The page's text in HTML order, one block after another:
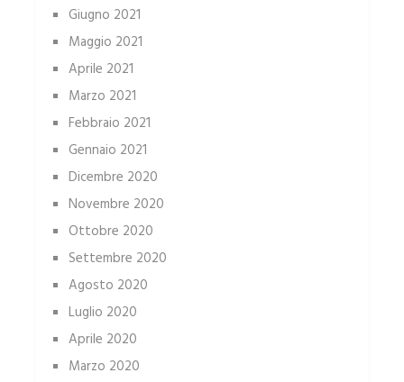
Giugno 2021
Maggio 2021
Aprile 2021
Marzo 2021
Febbraio 2021
Gennaio 2021
Dicembre 2020
Novembre 2020
Ottobre 2020
Settembre 2020
Agosto 2020
Luglio 2020
Aprile 2020
Marzo 2020